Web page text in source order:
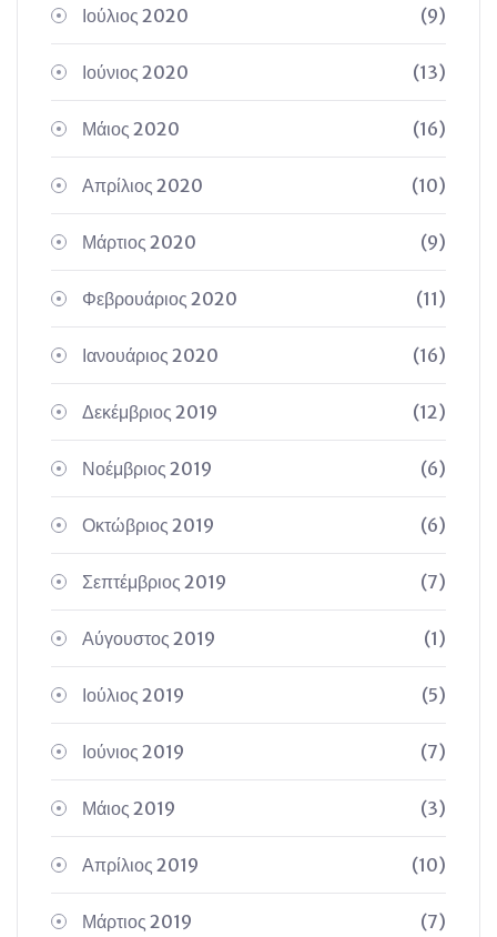
Ιούλιος 2020 (9)
Ιούνιος 2020 (13)
Μάιος 2020 (16)
Απρίλιος 2020 (10)
Μάρτιος 2020 (9)
Φεβρουάριος 2020 (11)
Ιανουάριος 2020 (16)
Δεκέμβριος 2019 (12)
Νοέμβριος 2019 (6)
Οκτώβριος 2019 (6)
Σεπτέμβριος 2019 (7)
Αύγουστος 2019 (1)
Ιούλιος 2019 (5)
Ιούνιος 2019 (7)
Μάιος 2019 (3)
Απρίλιος 2019 (10)
Μάρτιος 2019 (7)